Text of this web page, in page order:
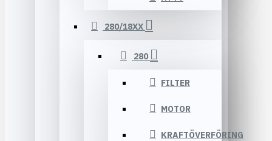
280/18XX
280
FILTER
MOTOR
KRAFTÖVERFÖRING